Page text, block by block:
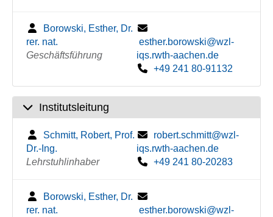
Borowski, Esther, Dr.
rer. nat.
Geschäftsführung
esther.borowski@wzl-
iqs.rwth-aachen.de
+49 241 80-91132
Institutsleitung
Schmitt, Robert, Prof.
Dr.-Ing.
Lehrstuhlinhaber
robert.schmitt@wzl-
iqs.rwth-aachen.de
+49 241 80-20283
Borowski, Esther, Dr.
rer. nat.
esther.borowski@wzl-